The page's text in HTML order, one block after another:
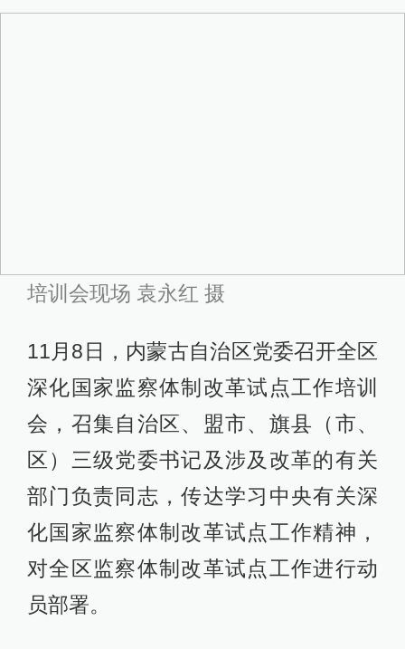
培训会现场 袁永红 摄
11月8日，内蒙古自治区党委召开全区
深化国家监察体制改革试点工作培训
会，召集自治区、盟市、旗县（市、
区）三级党委书记及涉及改革的有关
部门负责同志，传达学习中央有关深
化国家监察体制改革试点工作精神，
对全区监察体制改革试点工作进行动
员部署。